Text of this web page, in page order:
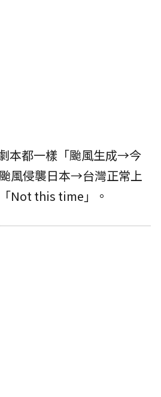
本都一樣「颱風生成→今
風侵襲日本→台灣正常上
Not this time」。